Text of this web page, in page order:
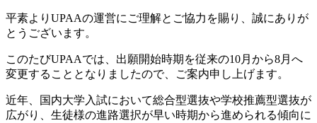
平素よりUPAAの運営にご理解とご協力を賜り、誠にありが
とうございます。
このたびUPAAでは、出願開始時期を従来の10月から8月へ
変更することとなりましたので、ご案内申し上げます。
近年、国内大学入試において総合型選抜や学校推薦型選抜が
広がり、生徒様の進路選択が早い時期から進められる傾向に